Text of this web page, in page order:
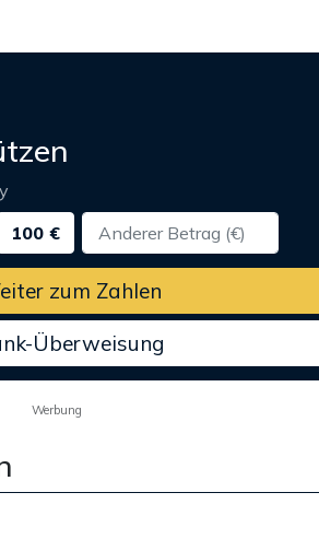
100 €
zum Zahlen
Überweisung
Werbung